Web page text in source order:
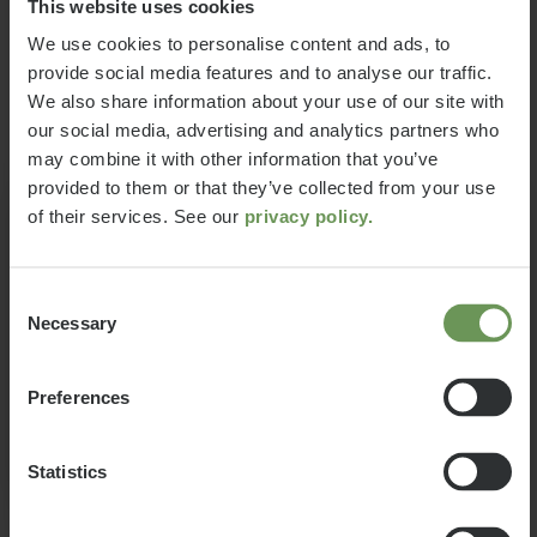
This website uses cookies
We use cookies to personalise content and ads, to
provide social media features and to analyse our traffic.
We also share information about your use of our site with
our social media, advertising and analytics partners who
may combine it with other information that you’ve
provided to them or that they’ve collected from your use
of their services. See our privacy policy.
Selection
Necessary
Preferences
Statistics
A 6.9 DB
61 799 €
Prix à partir dea)
6
Couchages
6,99 m 3500 kg
Masse en charge
maximale techniquement
configurer son véhicule pour loger
les passagers, les bagages et les
accessoires selon ses besoins sans
que le véhicule dépasse ce poids
maximal ? Pour vous faciliter cette
décision, nous vous fournissons ci-
après quelques informations qui
les modèles de notre portefeuille :
Information:
redirigé vers le modèle
actuellement.
Ok